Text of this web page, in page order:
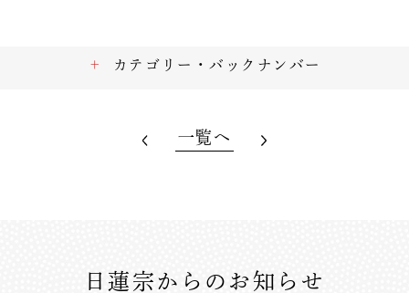
カテゴリー・バックナンバー
一覧へ
日蓮宗からのお知らせ